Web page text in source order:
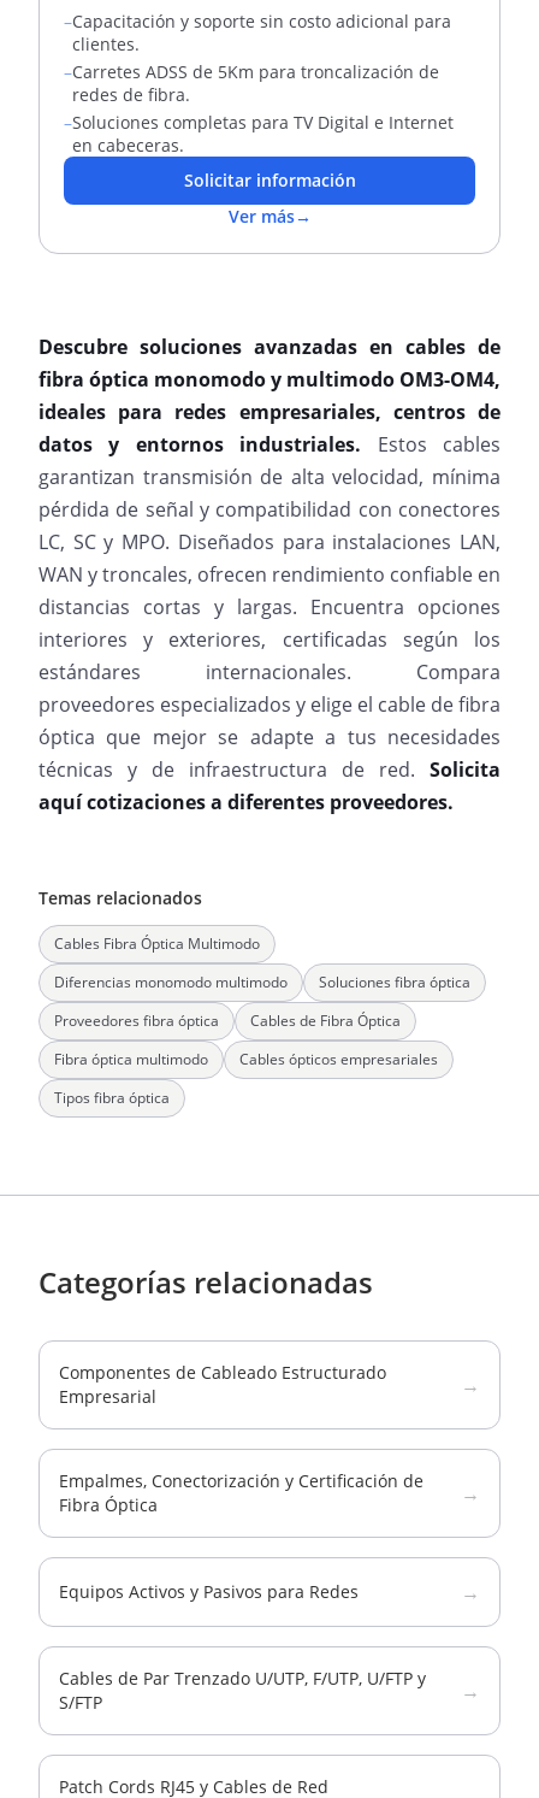
–Capacitación y soporte sin costo adicional para
clientes.
–Carretes ADSS de 5Km para troncalización de
redes de fibra.
–Soluciones completas para TV Digital e Internet
en cabeceras.
Solicitar información
Ver más→
Descubre soluciones avanzadas en cables de
fibra óptica monomodo y multimodo OM3-OM4,
ideales para redes empresariales, centros de
datos y entornos industriales. Estos cables
garantizan transmisión de alta velocidad, mínima
pérdida de señal y compatibilidad con conectores
LC, SC y MPO. Diseñados para instalaciones LAN,
WAN y troncales, ofrecen rendimiento confiable en
distancias cortas y largas. Encuentra opciones
interiores y exteriores, certificadas según los
estándares internacionales. Compara
proveedores especializados y elige el cable de fibra
óptica que mejor se adapte a tus necesidades
técnicas y de infraestructura de red. Solicita
aquí cotizaciones a diferentes proveedores.
Temas relacionados
Cables Fibra Óptica Multimodo
Diferencias monomodo multimodo
Soluciones fibra óptica
Proveedores fibra óptica
Cables de Fibra Óptica
Fibra óptica multimodo
Cables ópticos empresariales
Tipos fibra óptica
Categorías relacionadas
Componentes de Cableado Estructurado
Empresarial
→
Empalmes, Conectorización y Certificación de
Fibra Óptica
→
Equipos Activos y Pasivos para Redes →
Cables de Par Trenzado U/UTP, F/UTP, U/FTP y
S/FTP
→
Patch Cords RJ45 y Cables de Red